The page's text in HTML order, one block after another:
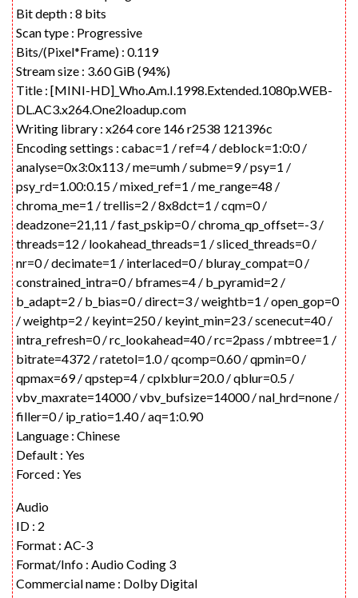
Bit depth : 8 bits
Scan type : Progressive
Bits/(Pixel*Frame) : 0.119
Stream size : 3.60 GiB (94%)
Title : [MINI-HD]_Who.Am.I.1998.Extended.1080p.WEB-
DL.AC3.x264.One2loadup.com
Writing library : x264 core 146 r2538 121396c
Encoding settings : cabac=1 / ref=4 / deblock=1:0:0 /
analyse=0x3:0x113 / me=umh / subme=9 / psy=1 /
psy_rd=1.00:0.15 / mixed_ref=1 / me_range=48 /
chroma_me=1 / trellis=2 / 8x8dct=1 / cqm=0 /
deadzone=21,11 / fast_pskip=0 / chroma_qp_offset=-3 /
threads=12 / lookahead_threads=1 / sliced_threads=0 /
nr=0 / decimate=1 / interlaced=0 / bluray_compat=0 /
constrained_intra=0 / bframes=4 / b_pyramid=2 /
b_adapt=2 / b_bias=0 / direct=3 / weightb=1 / open_gop=0
/ weightp=2 / keyint=250 / keyint_min=23 / scenecut=40 /
intra_refresh=0 / rc_lookahead=40 / rc=2pass / mbtree=1 /
bitrate=4372 / ratetol=1.0 / qcomp=0.60 / qpmin=0 /
qpmax=69 / qpstep=4 / cplxblur=20.0 / qblur=0.5 /
vbv_maxrate=14000 / vbv_bufsize=14000 / nal_hrd=none /
filler=0 / ip_ratio=1.40 / aq=1:0.90
Language : Chinese
Default : Yes
Forced : Yes
Audio
ID : 2
Format : AC-3
Format/Info : Audio Coding 3
Commercial name : Dolby Digital